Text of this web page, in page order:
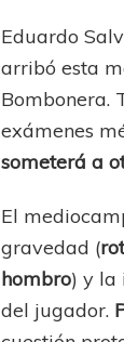
Eduardo
arribó esta
Bombonera.
exámenes
someterá a
El
gravedad (
hombro) y la
del jugador.